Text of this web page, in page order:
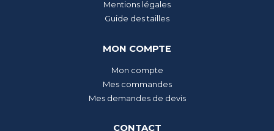
Mentions légales
Guide des tailles
MON COMPTE
Mon compte
Mes commandes
Mes demandes de devis
CONTACT